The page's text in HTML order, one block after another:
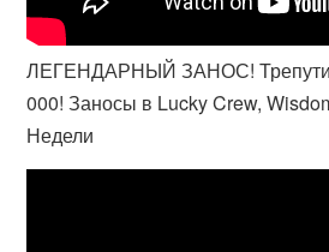
ЛЕГЕНДАРНЫЙ ЗАНОС!
000! Заносы в Lucky Crew,
Недели